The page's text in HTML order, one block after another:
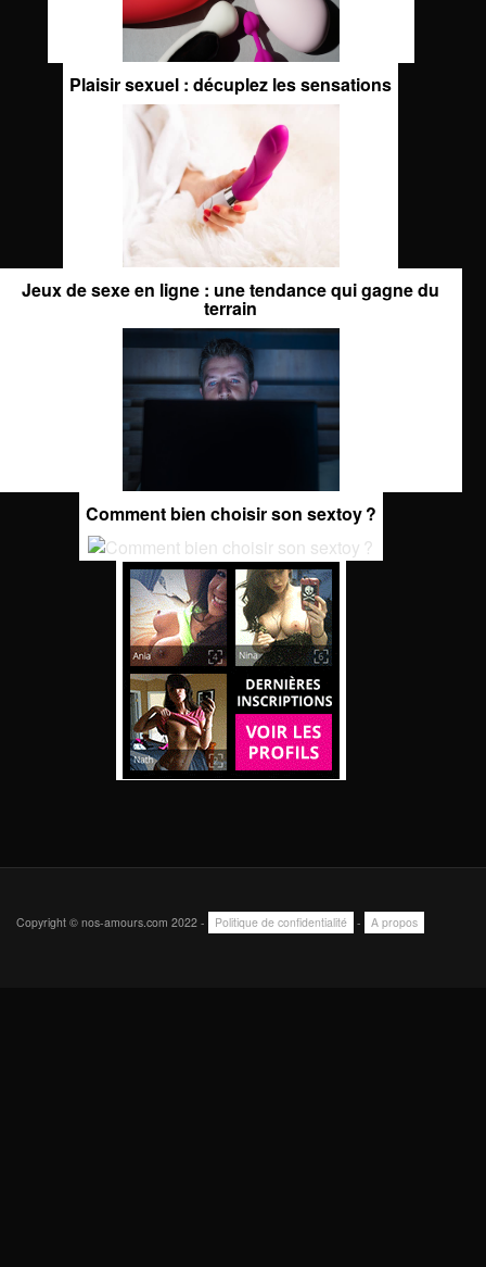
Plaisir sexuel : décuplez les sensations
Jeux de sexe en ligne : une tendance qui gagne du
terrain
Comment bien choisir son sextoy ?
Copyright © nos-amours.com 2022 - Politique de confidentialité - A propos